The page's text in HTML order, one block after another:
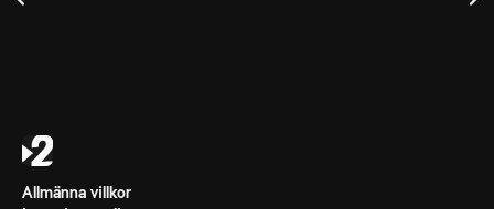
Allmänna villkor